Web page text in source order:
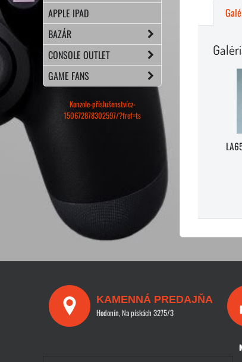
APPLE IPAD
BAZÁR
CONSOLE OUTLET
GAME FANS
Konzole-příslušenstvícz-
150672878302597/?fref=ts
KAMENNÁ PREDAJŇA
Hodonín, Na pískách 3275/3